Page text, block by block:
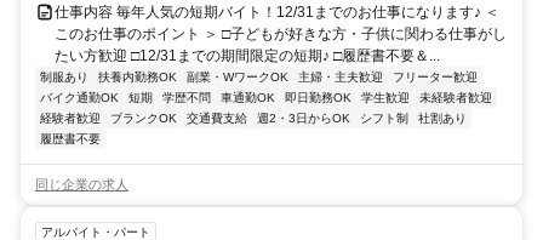
仕事内容 毎年人気の短期バイト！12/31までのお仕事になります♪ ＜
このお仕事のポイント ＞ □子どもが好きな方・子供に関わる仕事がし
たい方歓迎 □12/31までの期間限定の短期♪ □履歴書不要＆...
制服あり 扶養内勤務OK 副業・WワークOK 主婦・主夫歓迎
フリーター歓迎
バイク通勤OK
短期 学歴不問 車通勤OK 即日勤務OK 学生歓迎
未経験者歓迎
経験者歓迎
ブランクOK 交通費支給 週2・3日からOK シフト制
社割あり
履歴書不要
同じ企業の求人
アルバイト・パート